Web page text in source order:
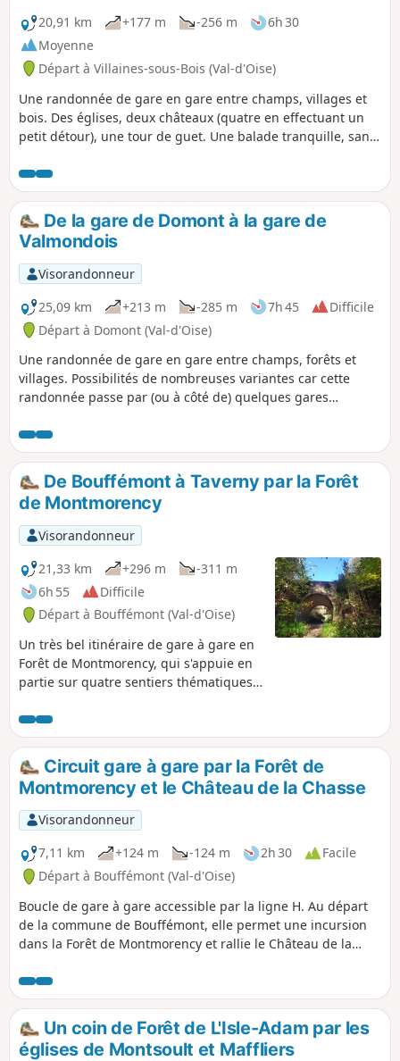
20,91 km
+177 m -256 m
6h 30
Moyenne
Départ à Villaines-sous-Bois (Val-d'Oise)
Une randonnée de gare en gare entre champs, villages et
bois. Des églises, deux châteaux (quatre en effectuant un
petit détour), une tour de guet. Une balade tranquille, sans
De la gare de Domont à la gare de
Valmondois
Visorandonneur
25,09 km
+213 m -285 m 7h 45
Difficile
Départ à Domont (Val-d'Oise)
Une randonnée de gare en gare entre champs, forêts et
villages. Possibilités de nombreuses variantes car cette
randonnée passe par (ou à côté de) quelques gares
De Bouffémont à Taverny par la Forêt
de Montmorency
Visorandonneur
21,33 km
+296 m
-311 m
6h 55
Difficile
Départ à Bouffémont (Val-d'Oise)
Un très bel itinéraire de gare à gare en
Forêt de Montmorency, qui s'appuie en
partie sur quatre sentiers thématiques :
la Reine Hortense" et "Le Chemin des
Philosophes" décrits sur le site du S.I.
de Saint-Leu-la-Forêt, plus "Taverny par
les Sentes". Grâce à un certain nombre
de panneaux explicatifs, il permet de
suivre l'histoire ancienne et plus récente
de la région, et d'en admirer nombre
des sites les plus intéressants, et même
de philosopher. Peut facilement se
réduire à 18 km en évitant l'aller-retour
à la Statue de Notre-Dame de France en
début de randonnée.
Circuit gare à gare par la Forêt de
Montmorency et le Château de la Chasse
Visorandonneur
7,11 km
+124 m -124 m 2h 30
Facile
Départ à Bouffémont (Val-d'Oise)
Boucle de gare à gare accessible par la ligne H. Au départ
de la commune de Bouffémont, elle permet une incursion
dans la Forêt de Montmorency et rallie le Château de la
parcourt divers sentiers de la forêt, à l'ombre des arbres
centenaires.
Un coin de Forêt de L'Isle-Adam par les
églises de Montsoult et Maffliers